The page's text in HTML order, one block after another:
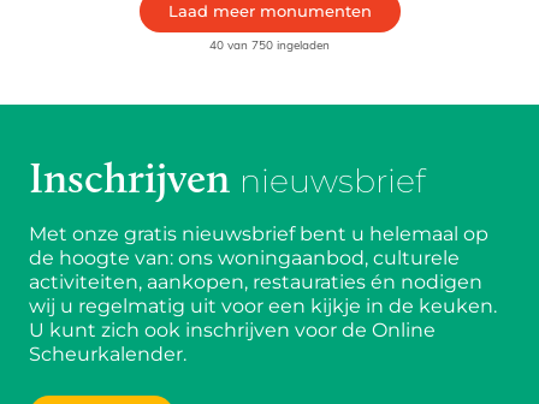
Laad meer monumenten
40 van 750 ingeladen
Inschrijven nieuwsbrief
Met onze gratis nieuwsbrief bent u helemaal op
de hoogte van: ons woningaanbod, culturele
activiteiten, aankopen, restauraties én nodigen
wij u regelmatig uit voor een kijkje in de keuken.
U kunt zich ook inschrijven voor de Online
Scheurkalender.